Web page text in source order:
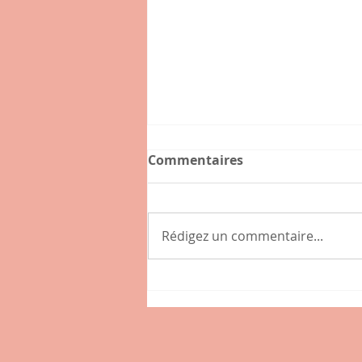
voies du GPS
Commentaires
Rédigez un commentaire...